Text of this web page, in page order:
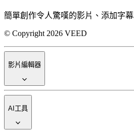
簡單創作令人驚嘆的影片、添加字
© Copyright 2026 VEED
影片編輯器
AI工具